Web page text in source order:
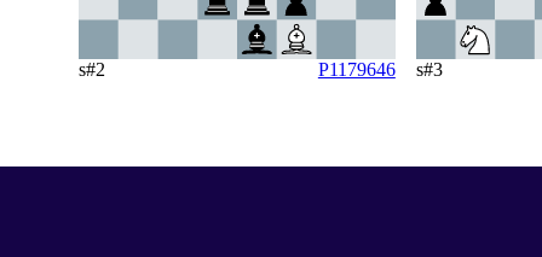
s#2 P1179646 s#3